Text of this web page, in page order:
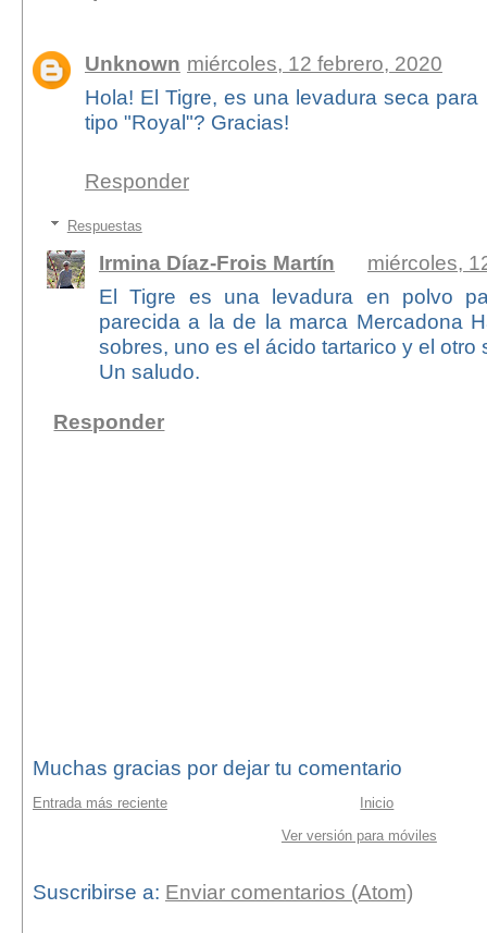
Unknown miércoles, 12 febrero, 2020
Hola! El Tigre, es una levadura seca
tipo "Royal"? Gracias!
Responder
Respuestas
Irmina Díaz-Frois Martín
miércoles,
El Tigre es una levadura en polvo
parecida a la de la marca Mercadona
sobres, uno es el ácido tartarico y el otro
Un saludo.
Responder
Muchas gracias por dejar tu comentario
Entrada más reciente
Inicio
Ver versión para móviles
Suscribirse a: Enviar comentarios (Atom)